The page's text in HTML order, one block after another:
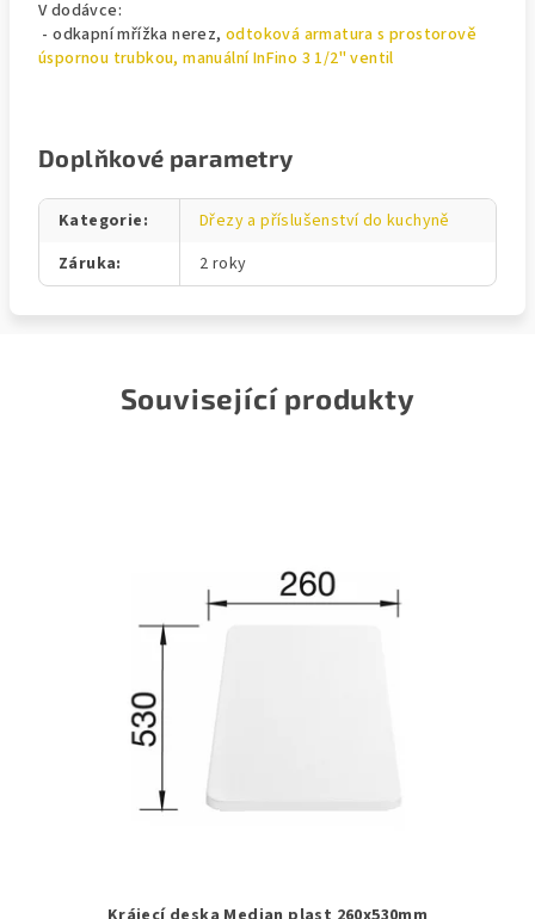
V dodávce:
- odkapní mřížka nerez, odtoková armatura s prostorově
úspornou trubkou, manuální InFino 3 1/2" ventil
Doplňkové parametry
Kategorie:
Dřezy a příslušenství do kuchyně
Záruka: 2 roky
Související produkty